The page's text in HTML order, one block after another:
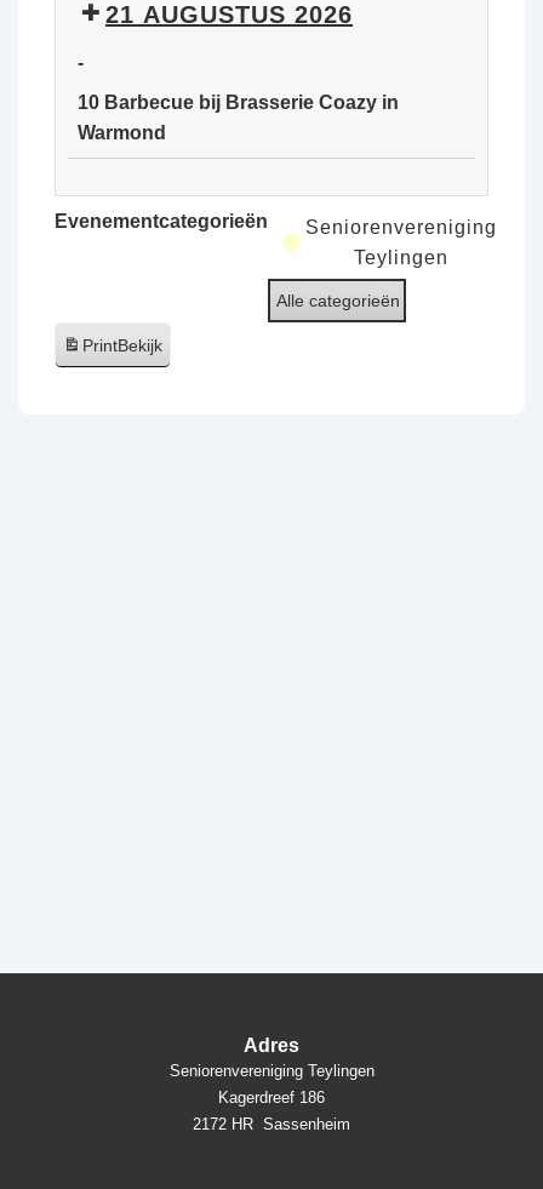
golf
de
de
Ooijpolder
21 AUGUSTUS 2026
-
10 Barbecue bij Brasserie Coazy in
Warmond
Barbecue
in
Warmond
Evenementcategorieën
Seniorenvereniging
Teylingen
Alle categorieën
PrintBekijk
Adres
Seniorenvereniging Teylingen
Kagerdreef 186
2172 HR Sassenheim